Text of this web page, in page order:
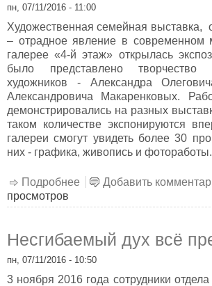
пн, 07/11/2016 - 11:00
Художественная семейная выставка,
– отрадное явление в современном
галерее «4-й этаж» открылась
было представлено творчество
художников - Александра
Александровича Макаренковых.
демонстрировались на разных
таком количестве экспонируются
галереи смогут увидеть более 30
них - графика, живопись и фотоработы.
Подробнее о «Песенки кукольного
Добавить
просмотров
Несгибаемый дух всё
пн, 07/11/2016 - 10:50
3 ноября 2016 года сотрудники